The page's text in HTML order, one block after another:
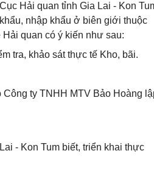
Hải quan tỉnh Gia Lai - Kon
nhập khẩu ở biên giới thuộc
quan có ý kiến như sau:
tra, khảo sát thực tế Kho, bãi.
ty TNHH MTV Bảo Hoàng
- Kon Tum biết, triển khai thực